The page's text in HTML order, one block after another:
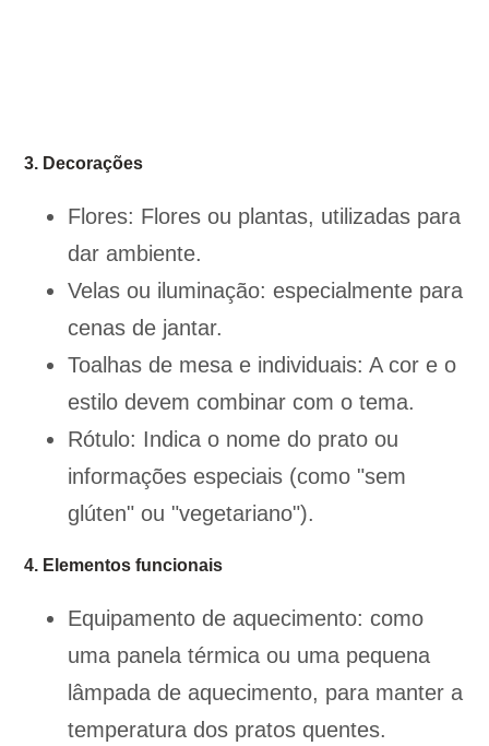
3. Decorações
Flores: Flores ou plantas, utilizadas para
dar ambiente.
Velas ou iluminação: especialmente para
cenas de jantar.
Toalhas de mesa e individuais: A cor e o
estilo devem combinar com o tema.
Rótulo: Indica o nome do prato ou
informações especiais (como "sem
glúten" ou "vegetariano").
4. Elementos funcionais
Equipamento de aquecimento: como
uma panela térmica ou uma pequena
lâmpada de aquecimento, para manter a
temperatura dos pratos quentes.